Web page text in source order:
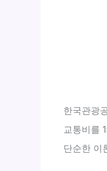
한국관광
교통비를
단순한 이